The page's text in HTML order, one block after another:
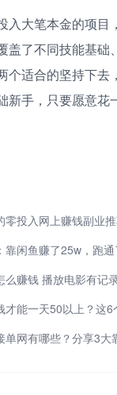
入大笔本金的项目
盖了不同技能基础
个适合的坚持下去
新手，只要愿意花
么赚钱 播放电影有记